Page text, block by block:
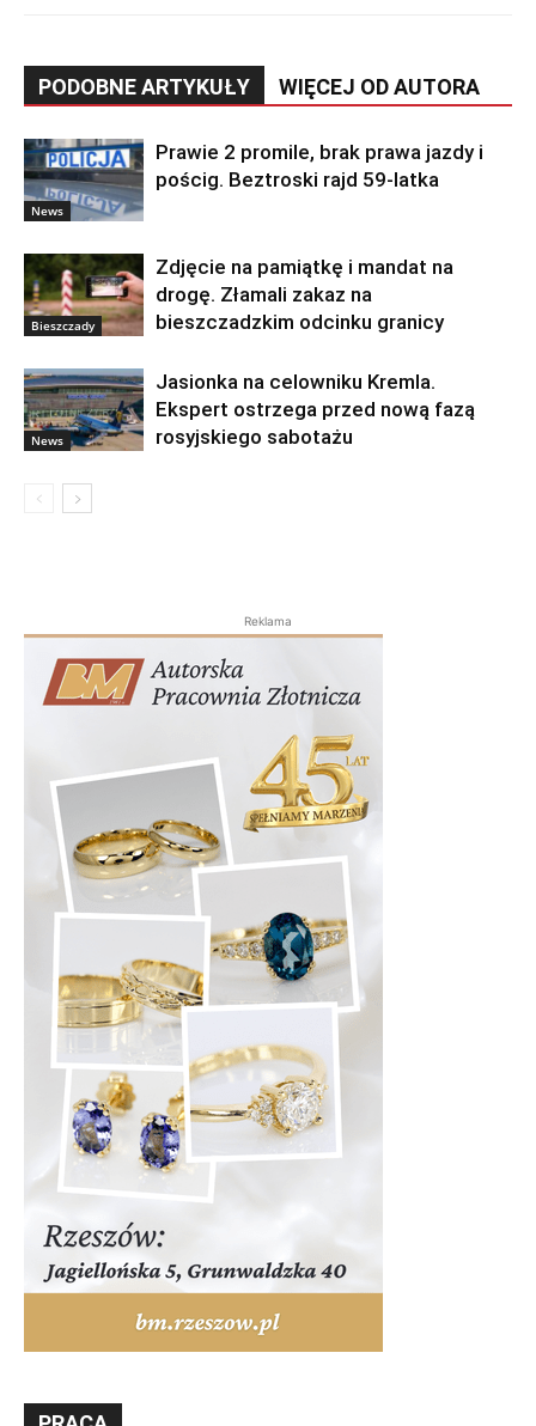
PODOBNE ARTYKUŁY WIĘCEJ OD AUTORA
News
Prawie 2 promile, brak prawa jazdy i
pościg. Beztroski rajd 59-latka
Bieszczady
Zdjęcie na pamiątkę i mandat na
drogę. Złamali zakaz na
bieszczadzkim odcinku granicy
News
Jasionka na celowniku Kremla.
Ekspert ostrzega przed nową fazą
rosyjskiego sabotażu
Reklama